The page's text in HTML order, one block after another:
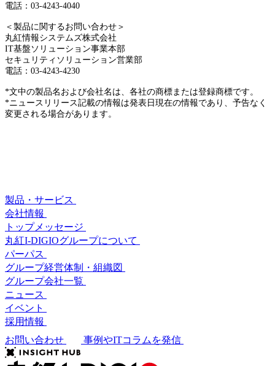
電話：03-4243-4040
＜製品に関するお問い合わせ＞
丸紅情報システムズ株式会社
IT基盤ソリューション事業本部
セキュリティソリューション営業部
電話：03-4243-4230
*文中の製品名および会社名は、各社の商標または登録商標です。
*ニュースリリース記載の情報は発表日現在の情報であり、予告なく
変更される場合があります。
製品・サービス
会社情報
トップメッセージ
丸紅I-DIGIOグループについて
パーパス
グループ経営体制・組織図
グループ会社一覧
ニュース
イベント
採用情報
お問い合わせ
事例やITコラムを発信